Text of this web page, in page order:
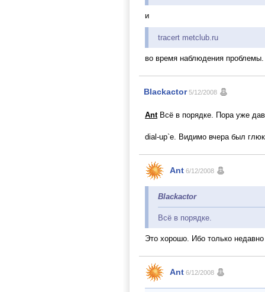
и
tracert metclub.ru
во время наблюдения проблемы.
Blackactor 5/12/2008
AntВсё в порядке. Пора уже
dial-up`е. Видимо вчера был
Ant 6/12/2008
Blackactor
Всё в порядке.
Это хорошо. Ибо только
Ant 6/12/2008